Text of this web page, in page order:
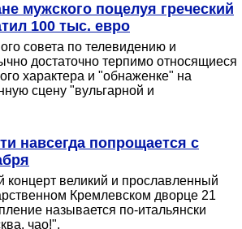
мужcкого поцелуя греческий
100 тыс. евро
совета по телевидению и
достаточно терпимо относящиеся
характера и "обнаженке" на
сцену "вульгарной и
навсегда попрощается с
концерт великий и прославленный
Кремлевском дворце 21
называется по-итальянски
чао!".